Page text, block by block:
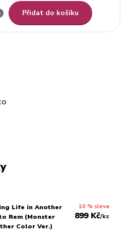
Přidat do košíku
Life in Another
Rem (Monster
Color Ver.)
10 % sleva
899 Kč/ks